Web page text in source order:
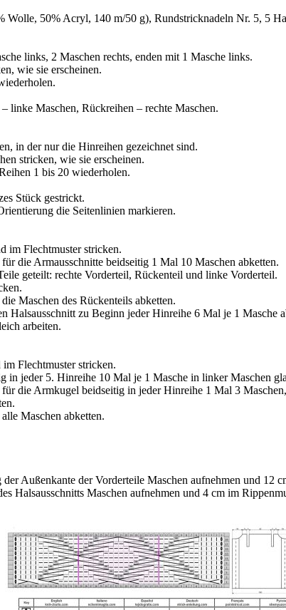
Wolle, 50% Acryl, 140 m/50 g), Rundstricknadeln Nr. 5, 5
links, 2 Maschen rechts, enden mit 1 Masche links.
wie sie erscheinen.
linke Maschen, Rückreihen – rechte Maschen.
in der nur die Hinreihen gezeichnet sind.
stricken, wie sie erscheinen.
1 bis 20 wiederholen.
Stück gestrickt.
die Seitenlinien markieren.
im Flechtmuster stricken.
die Armausschnitte beidseitig 1 Mal 10 Maschen abketten.
geteilt: rechte Vorderteil, Rückenteil und linke Vorderteil.
Maschen des Rückenteils abketten.
Halsausschnitt zu Beginn jeder Hinreihe 6 Mal je 1 Masche
arbeiten.
Flechtmuster stricken.
in jeder 5. Hinreihe 10 Mal je 1 Masche in linker Maschen
die Armkugel beidseitig in jeder Hinreihe 1 Mal 3
Maschen abketten.
Außenkante der Vorderteile Maschen aufnehmen und 12
Halsausschnitts Maschen aufnehmen und 4 cm im